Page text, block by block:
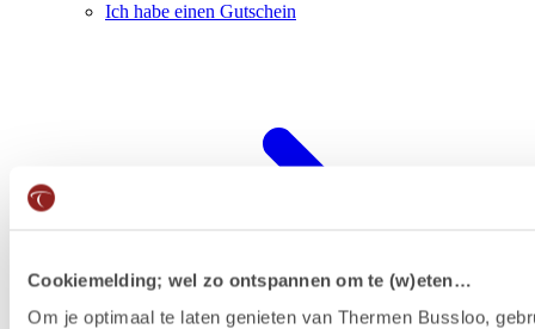
Cookiemelding; wel zo ontspannen om te (w)eten…
Om je optimaal te laten genieten van Thermen Bussloo,
Ich habe einen Gutschein